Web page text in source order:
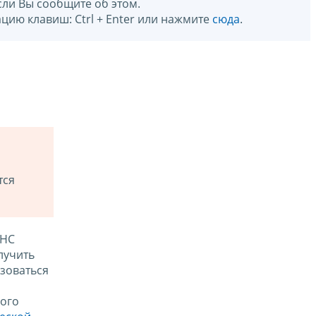
Вы сообщите об этом.
клавиш: Ctrl + Enter или нажмите сюда.